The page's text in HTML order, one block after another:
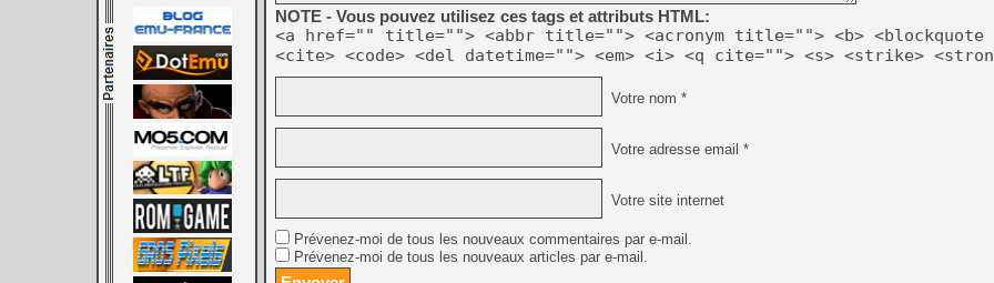
[Mo5] Deux inédits du
[GK] Le beat'em up The
[GK] Endless Legend 2 :
[LS] [PS5] Le WebKit
[GK] Oubliez Crazy Taxi,
[LS] [Switch] NSZ 5.0.0
NOTE - Vous pouvez utilisez ces tags et attributs HTML:
<a href="" title=""> <abbr title=""> <acronym title=""> <b> <blockquote
<cite> <code> <del datetime=""> <em> <i> <q cite=""> <s> <strike>
Votre nom *
Votre adresse email *
Votre site internet
Prévenez-moi de tous les nouveaux commentaires par e-mail.
Prévenez-moi de tous les nouveaux articles par e-mail.